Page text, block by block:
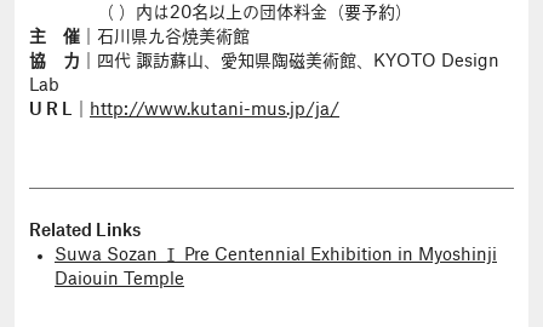
（ ）内は20名以上の団体料金（要予約）
主 催 ｜石川県九谷焼美術館
協 力 ｜四代 諏訪蘇山、愛知県陶磁美術館、KYOTO Design
Lab
U R L
http://www.kutani-mus.jp/ja/
Related Links
Suwa Sozan Ⅰ Pre Centennial Exhibition in Myoshinji
Daiouin Temple